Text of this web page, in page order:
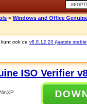
> Windows and Office
ook de v8.8.12.20 (laatste
ISO Verifier